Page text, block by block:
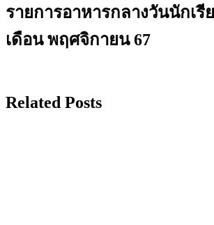
รายการอาหารกลางวันนักเรี
เดือน พฤศจิกายน 67
Related Posts